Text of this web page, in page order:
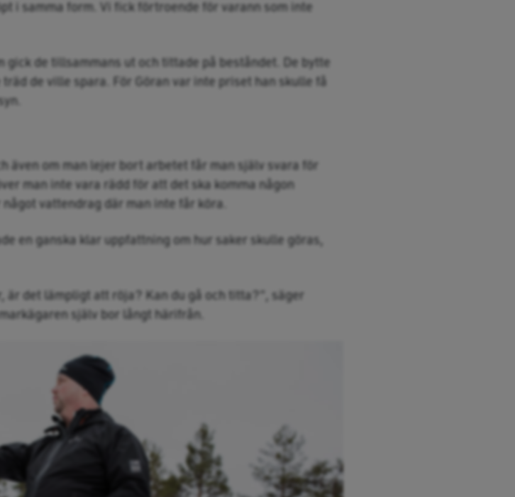
i samma form. Vi fick förtroende för varann som inte
de tillsammans ut och tittade på beståndet. De bytte
de ville spara. För Göran var inte priset han skulle få
även om man lejer bort arbetet får man själv svara för
man inte vara rädd för att det ska komma någon
vattendrag där man inte får köra.
en ganska klar uppfattning om hur saker skulle göras,
är det lämpligt att röja? Kan du gå och titta?”, säger
själv bor långt härifrån.